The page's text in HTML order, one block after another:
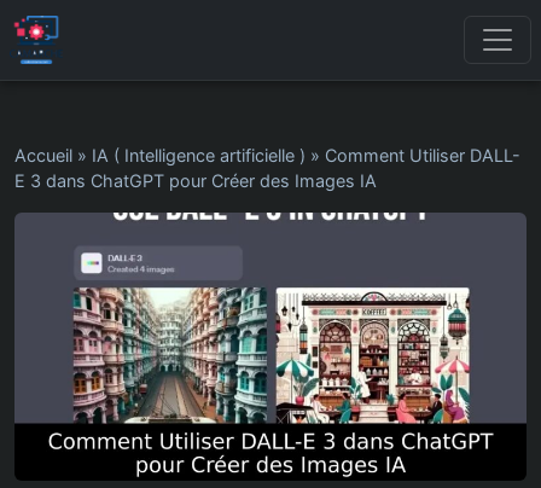
Accueil » IA ( Intelligence artificielle ) » Comment Utiliser DALL-
E 3 dans ChatGPT pour Créer des Images IA